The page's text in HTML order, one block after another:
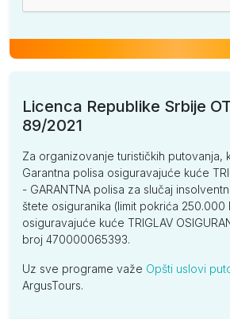
Licenca Republike Srbije
89/2021
Za organizovanje turističkih putovanja,
Garantna polisa osiguravajuće kuće
- GARANTNA polisa za slučaj
štete osiguranika (limit pokrića 250.000
osiguravajuće kuće TRIGLAV
broj 470000065393.
Uz sve programe važe Opšti uslovi
ArgusTours.